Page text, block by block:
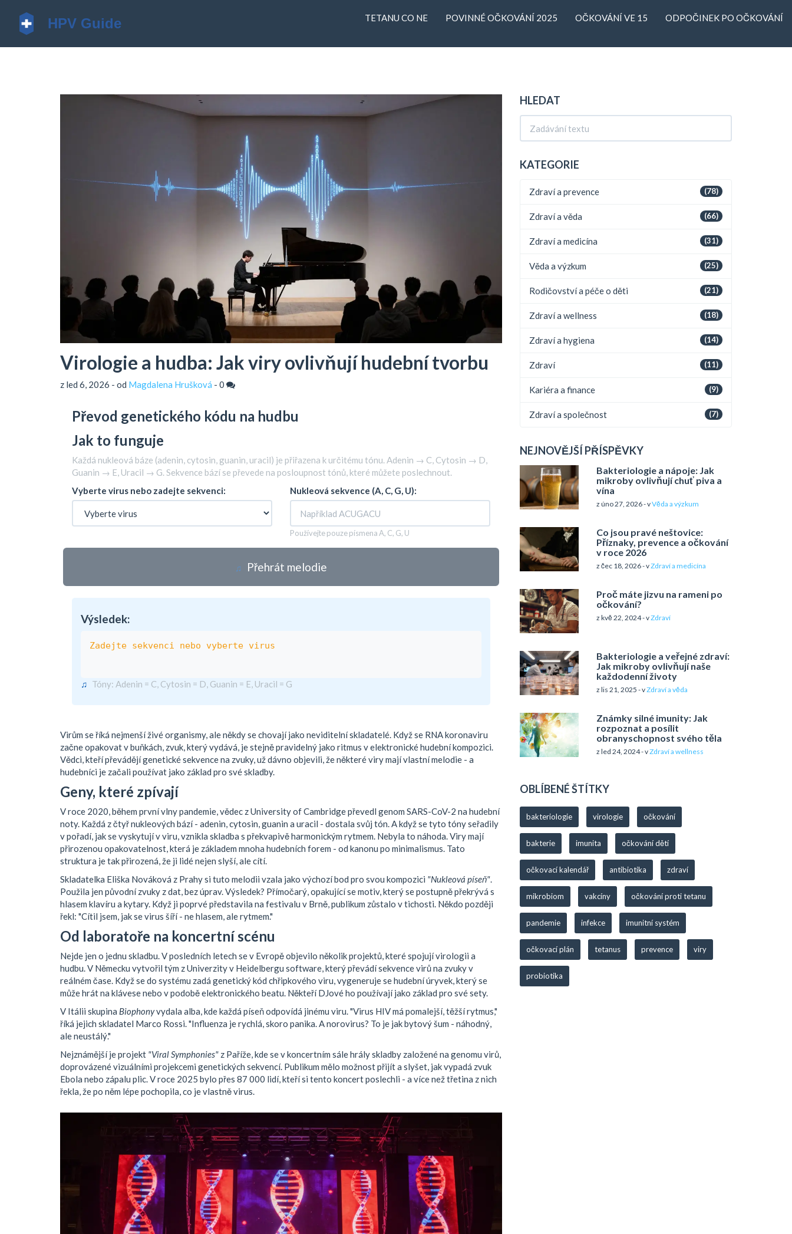
TETANU CO NE POVINNÉ OČKOVÁNÍ 2025 OČKOVÁNÍ VE 15 ODPOČINEK PO OČKOVÁNÍ
Virologie a hudba: Jak viry ovlivňují hudební tvorbu
z led 6, 2026 - od Magdalena Hrušková - 0
Převod genetického kódu na hudbu
Jak to funguje
Každá nukleová báze (adenin, cytosin, guanin, uracil) je přiřazena k určitému tónu. Adenin → C, Cytosin → D,
Guanin → E, Uracil → G. Sekvence bází se převede na posloupnost tónů, které můžete poslechnout.
Vyberte virus nebo zadejte sekvenci:
Nukleová sekvence (A, C, G, U):
Používejte pouze písmena A, C, G, U
♫ Přehrát melodie
Výsledek:
Zadejte sekvenci nebo vyberte virus
♫ Tóny: Adenin = C, Cytosin = D, Guanin = E, Uracil = G
Virům se říká nejmenší živé organismy, ale někdy se chovají jako neviditelní skladatelé. Když se RNA koronaviru
začne opakovat v buňkách, zvuk, který vydává, je stejně pravidelný jako ritmus v elektronické hudební kompozici.
Vědci, kteří převádějí genetické sekvence na zvuky, už dávno objevili, že některé viry mají vlastní melodie - a
hudebníci je začali používat jako základ pro své skladby.
Geny, které zpívají
V roce 2020, během první vlny pandemie, vědec z University of Cambridge převedl genom SARS-CoV-2 na hudební
noty. Každá z čtyř nukleových bází - adenin, cytosin, guanin a uracil - dostala svůj tón. A když se tyto tóny seřadily
v pořadí, jak se vyskytují v viru, vznikla skladba s překvapivě harmonickým rytmem. Nebyla to náhoda. Viry mají
přirozenou opakovatelnost, která je základem mnoha hudebních forem - od kanonu po minimalismus. Tato
struktura je tak přirozená, že ji lidé nejen slyší, ale cítí.
Skladatelka Eliška Nováková z Prahy si tuto melodii vzala jako výchozí bod pro svou kompozici "Nukleová píseň".
Použila jen původní zvuky z dat, bez úprav. Výsledek? Přímočarý, opakující se motiv, který se postupně překrývá s
hlasem klavíru a kytary. Když ji poprvé představila na festivalu v Brně, publikum zůstalo v tichosti. Někdo později
řekl: "Cítil jsem, jak se virus šíří - ne hlasem, ale rytmem."
Od laboratoře na koncertní scénu
Nejde jen o jednu skladbu. V posledních letech se v Evropě objevilo několik projektů, které spojují virologii a
hudbu. V Německu vytvořil tým z Univerzity v Heidelbergu software, který převádí sekvence virů na zvuky v
reálném čase. Když se do systému zadá genetický kód chřipkového viru, vygeneruje se hudební úryvek, který se
může hrát na klávese nebo v podobě elektronického beatu. Někteří DJové ho používají jako základ pro své sety.
V Itálii skupina Biophonyvydala alba, kde každá píseň odpovídá jinému viru. "Virus HIV má pomalejší, těžší rytmus,"
říká jejich skladatel Marco Rossi. "Influenza je rychlá, skoro panika. A norovirus? To je jak bytový šum - náhodný,
ale neustálý."
Nejznámější je projekt "Viral Symphonies" z Paříže, kde se v koncertním sále hrály skladby založené na genomu virů,
doprovázené vizuálními projekcemi genetických sekvencí. Publikum mělo možnost přijít a slyšet, jak vypadá zvuk
Ebola nebo zápalu plic. V roce 2025 bylo přes 87 000 lidí, kteří si tento koncert poslechli - a více než třetina z nich
řekla, že po něm lépe pochopila, co je vlastně virus.
HLEDAT
KATEGORIE
(78)
Zdraví a prevence
(66)
Zdraví a věda
(31)
Zdraví a medicína
(25)
Věda a výzkum
(21)
Rodičovství a péče o děti
(18)
Zdraví a wellness
(14)
Zdraví a hygiena
(11)
Zdraví
(9)
Kariéra a finance
(7)
Zdraví a společnost
NEJNOVĚJŠÍ PŘÍSPĚVKY
Bakteriologie a nápoje: Jak
mikroby ovlivňují chuť piva a
vína
z úno 27, 2026 - vVěda a výzkum
Co jsou pravé neštovice:
Příznaky, prevence a očkování
v roce 2026
z čec 18, 2026 - vZdraví a medicína
Proč máte jizvu na rameni po
očkování?
z kvě 22, 2024 - vZdraví
Bakteriologie a veřejné zdraví:
Jak mikroby ovlivňují naše
každodenní životy
z lis 21, 2025 - vZdraví a věda
Známky silné imunity: Jak
rozpoznat a posílit
obranyschopnost svého těla
z led 24, 2024 - vZdraví a wellness
OBLÍBENÉ ŠTÍTKY
bakteriologie virologie očkování
bakterie imunita očkování dětí
očkovací kalendář antibiotika zdraví
mikrobiom vakcíny očkování proti tetanu
pandemie infekce imunitní systém
očkovací plán tetanus prevence viry
probiotika